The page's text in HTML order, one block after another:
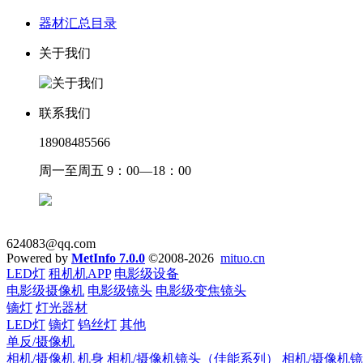
器材汇总目录
关于我们
联系我们
18908485566
周一至周五 9：00—18：00
624083@qq.com
Powered by MetInfo 7.0.0 ©2008-2026 mituo.cn
LED灯 租机机APP 电影级设备
电影级摄像机 电影级镜头 电影级变焦镜头
镝灯 灯光器材
LED灯 镝灯 钨丝灯 其他
单反/摄像机
相机/摄像机 机身 相机/摄像机镜头（佳能系列） 相机/摄像机